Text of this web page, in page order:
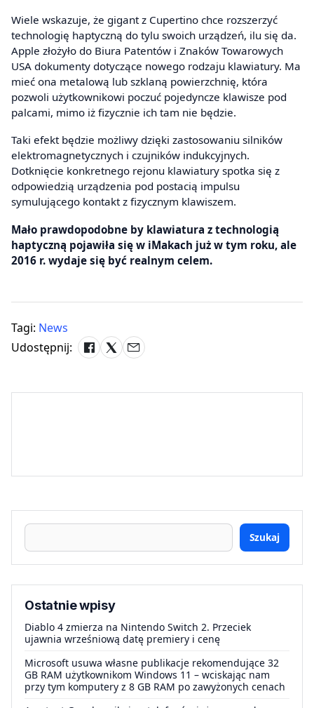
Wiele wskazuje, że gigant z Cupertino chce rozszerzyć
technologię haptyczną do tylu swoich urządzeń, ilu się da.
Apple złożyło do Biura Patentów i Znaków Towarowych
USA dokumenty dotyczące nowego rodzaju klawiatury. Ma
mieć ona metalową lub szklaną powierzchnię, która
pozwoli użytkownikowi poczuć pojedyncze klawisze pod
palcami, mimo iż fizycznie ich tam nie będzie.
Taki efekt będzie możliwy dzięki zastosowaniu silników
elektromagnetycznych i czujników indukcyjnych.
Dotknięcie konkretnego rejonu klawiatury spotka się z
odpowiedzią urządzenia pod postacią impulsu
symulującego kontakt z fizycznym klawiszem.
Mało prawdopodobne by klawiatura z technologią
haptyczną pojawiła się w iMakach już w tym roku, ale
2016 r. wydaje się być realnym celem.
Tagi: News
Udostępnij:
Szukaj
Ostatnie wpisy
Diablo 4 zmierza na Nintendo Switch 2. Przeciek
ujawnia wrześniową datę premiery i cenę
Microsoft usuwa własne publikacje rekomendujące 32
GB RAM użytkownikom Windows 11 – wciskając nam
przy tym komputery z 8 GB RAM po zawyżonych cenach